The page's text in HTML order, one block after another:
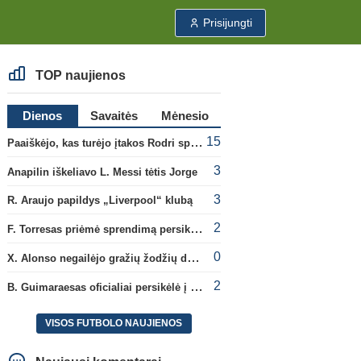
Prisijungti
TOP naujienos
Dienos Savaitės
Mėnesio
Paaiškėjo, kas turėjo įtakos Rodri sprendimui pasirinkti Barselonos pusę 15
Anapilin iškeliavo L. Messi tėtis Jorge 3
R. Araujo papildys „Liverpool“ klubą 3
F. Torresas priėmė sprendimą persikelti į PSG ekipą 2
X. Alonso negailėjo gražių žodžių dabartiniam savo klubui „Chelsea“ 0
B. Guimaraesas oficialiai persikėlė į „Arsenal“ klubą 2
VISOS FUTBOLO NAUJIENOS